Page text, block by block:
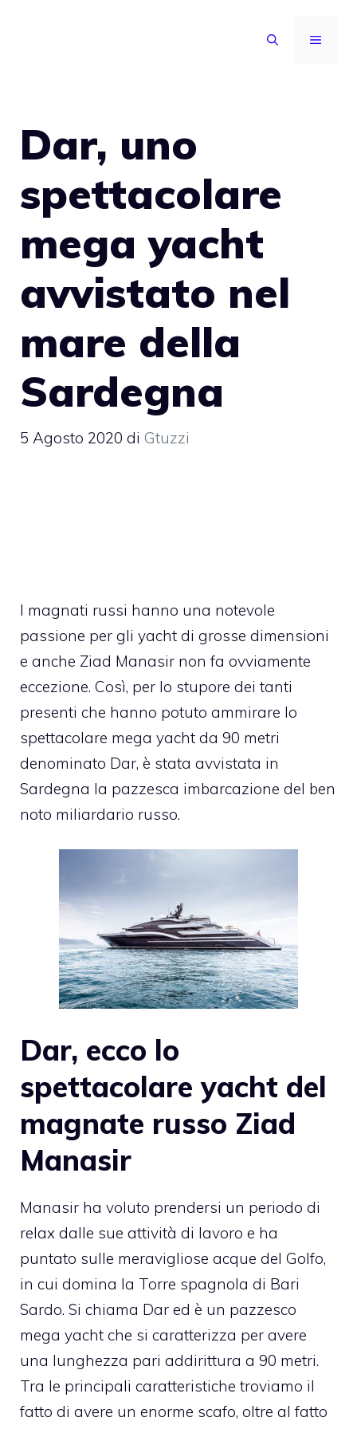
MENU
Dar, uno
spettacolare
mega yacht
avvistato nel
mare della
Sardegna
5 Agosto 2020 di Gtuzzi
I magnati russi hanno una notevole
passione per gli yacht di grosse dimensioni
e anche Ziad Manasir non fa ovviamente
eccezione. Così, per lo stupore dei tanti
presenti che hanno potuto ammirare lo
spettacolare mega yacht da 90 metri
denominato Dar, è stata avvistata in
Sardegna la pazzesca imbarcazione del ben
noto miliardario russo.
Dar, ecco lo
spettacolare yacht del
magnate russo Ziad
Manasir
Manasir ha voluto prendersi un periodo di
relax dalle sue attività di lavoro e ha
puntato sulle meravigliose acque del Golfo,
in cui domina la Torre spagnola di Bari
Sardo. Si chiama Dar ed è un pazzesco
mega yacht che si caratterizza per avere
una lunghezza pari addirittura a 90 metri.
Tra le principali caratteristiche troviamo il
fatto di avere un enorme scafo, oltre al fatto